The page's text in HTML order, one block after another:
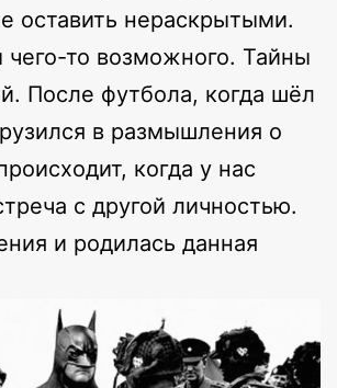
оставить нераскрытыми.
то возможного. Тайны
После футбола, когда шёл
в размышления о
когда у нас
с другой личностью.
и родилась данная